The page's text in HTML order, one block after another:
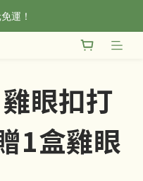
運！
運！
，滿800現折50
眼扣打
1盒雞眼